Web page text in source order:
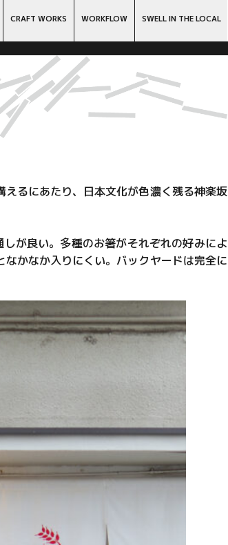
CRAFT WORKS WORKFLOW SWELL IN THE LOCAL
るにあたり、日本文化が色濃く残る神楽坂
が良い。多種のお箸がそれぞれの好みによ
かなか入りにくい。バックヤードは完全に